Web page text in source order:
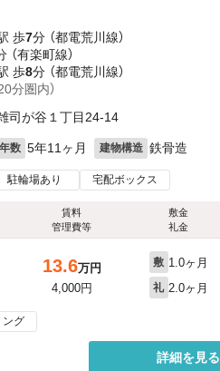
歩7分 （都電荒川線）
（有楽町線）
歩8分 （都電荒川線）
分圏内）
司が谷１丁目24-14
数 5年11ヶ月 建物構造 鉄骨造
駐輪場あり 宅配ボックス
賃料
管理費等
敷金
礼金
13.6万円
4,000円
敷 1.0ヶ月
礼 2.0ヶ月
ング
詳細を見る